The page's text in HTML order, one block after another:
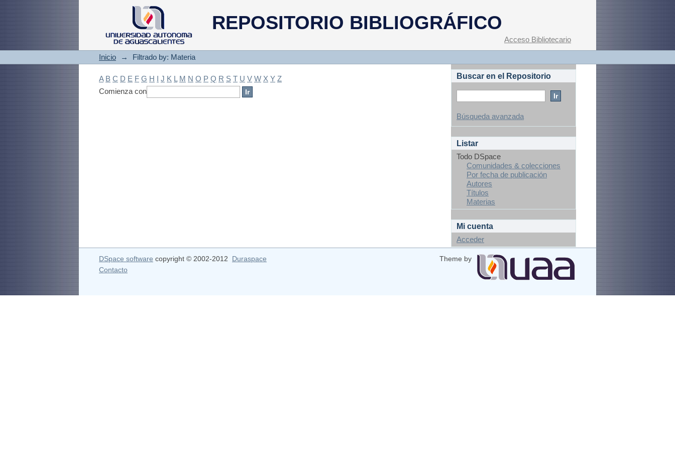
REPOSITORIO BIBLIOGRÁFICO
Filtrado by: Materia
Acceso Bibliotecario
Inicio → Filtrado by: Materia
A B C D E F G H I J K L M N O P Q R S T U V W X Y Z
Comienza con
Buscar en el Repositorio
Búsqueda avanzada
Listar
Todo DSpace
Comunidades & colecciones
Por fecha de publicación
Autores
Títulos
Materias
Mi cuenta
Acceder
DSpace software copyright © 2002-2012 Duraspace
Theme by
Contacto